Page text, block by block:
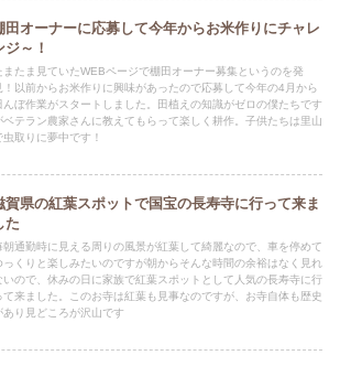
田オーナーに応募して今年からお米作りにチャレ
ジ～！
またま見ていたWEBページで棚田オーナー募集というのを発
！以前からお米作りに興味があったので応募して今年の4月から
んぼ作業がスタートしました。田植えの知識がゼロの僕たちです
ベテラン農家さんに教えてもらって楽しく耕作。子供たちは里山
虫取りに夢中です！
賀県の紅葉スポットで国宝の長寿寺に行って来ま
た
朝通勤時に見える周りの風景が紅葉して綺麗なので、車を停めて
っくりと楽しみたいのですが朝からそんな時間の余裕はなく見れ
いので、休みの日に家族で紅葉スポットとして人気の長寿寺に行
て来ました。このお寺は紅葉も見事なのですが、お寺自体も歴史
あり見どころが沢山です